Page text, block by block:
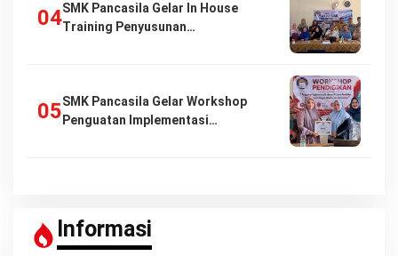
SMK Pancasila Gelar In House
Training Penyusunan…
SMK Pancasila Gelar Workshop
Penguatan Implementasi…
Informasi